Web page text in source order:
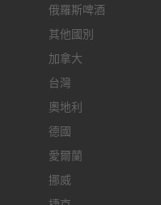
俄羅斯啤酒
其他國別
加拿大
台灣
奧地利
德國
愛爾蘭
挪威